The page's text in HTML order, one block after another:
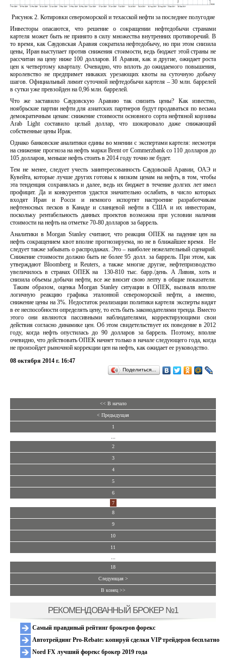
Рисунок 2. Котировки североморской и техасской нефти за последнее полугодие
Инвесторы опасаются, что решение о сокращении нефтедобычи странами
картеля может быть не принято в силу множества внутренних противоречий. В
то время, как Саудовская Аравия сократила нефтедобычу, но при этом снизила
цены, Иран выступает против снижения стоимости, ведь бюджет этой страны не
рассчитан на цену ниже 100 долларов. И Аравия, как и другие, ожидает роста
цен к четвертому кварталу. Очевидно, что вплоть до ожидаемого повышения,
королевство не предпримет никаких урезающих квоты на суточную добычу
шагов. Официальный лимит суточной нефтедобычи картеля – 30 млн. баррелей
в сутки уже превзойден на 0,96 млн. баррелей.
Что же заставило Саудовскую Аравию так снизить цены? Как известно,
ноябрьские партии нефти для азиатских партнеров будут продаваться по весьма
демократичным ценам: снижение стоимости основного сорта нефтяной корзины
Arab Light составило целый доллар, что шокировало даже снижающий
собственные цены Ирак.
Однако банковские аналитики едины во мнении с экспертами картеля: несмотря
на снижение прогноза на нефть марки Brent от Commerzbank со 110 долларов до
105 долларов, меньше нефть стоить в 2014 году точно не будет.
Тем не менее, следует учесть заинтересованность Саудовской Аравии, ОАЭ и
Кувейта, которые лучше других готовы к низким ценам на нефть, в том, чтобы
эта тенденция сохранялась и далее, ведь их бюджет в течение долгих лет имел
профицит. Да и конкурентов удастся значительно ослабить, в число которых
входят Иран и Росси и немного испортят настроение разработчикам
нефтеносных песков в Канаде и сланцевой нефти в США и их инвесторам,
поскольку рентабельность данных проектов возможна при условии наличия
стоимости на нефть на отметке 70-80 долларов за баррель.
Аналитики в Morgan Stanley считают, что реакция ОПЕК на падение цен на
нефть сокращением квот вполне прогнозируема, но не в ближайшее время. Не
следует также забывать о распродажах. Это – наиболее нежелательный сценарий.
Снижение стоимости должно быть не более 95 долл. за баррель. При этом, как
утверждают Bloomberg и Reuters, а также многие другие, нефтепризводство
увеличилось в странах ОПЕК на 130-810 тыс. барр./день. А Ливия, хоть и
снизила объемы добычи нефти, все же вносит свою лепту в общие показатели.
Таким образом, оценка Morgan Stanley ситуации в ОПЕК, вызвалв вполне
логичную реакцию графика эталонной североморской нефти, а именно,
снижение цены на 3%. Недостаток реализации политики картеля эксперты видят
в ее неспособности определять цену, то есть быть законодателями тренда. Вместо
этого они являются пассивными наблюдателями, корректирующими свои
действия согласно динамике цен. Об этом свидетельствует их поведение в 2012
году, когда нефть опустилась до 90 долларов за баррель. Поэтому, вполне
очевидно, что действовать ОПЕК начнет только в начале следующего года, когда
не произойдет рыночной коррекции цен на нефть, как ожидает ее руководство.
08 октября 2014 г. 16:47
Поделиться…
<< В начало
< Предыдущая
1
2
3
4
5
6
7
8
9
10
11
18
Следующая >
В конец >>
РЕКОМЕНДОВАННЫЙ БРОКЕР №1
Самый правдивый рейтинг брокеров форекс
Автотрейдинг Pro-Rebate: копируй сделки VIP трейдеров бесплатно
Nord FX лучший форекс брокер 2019 года